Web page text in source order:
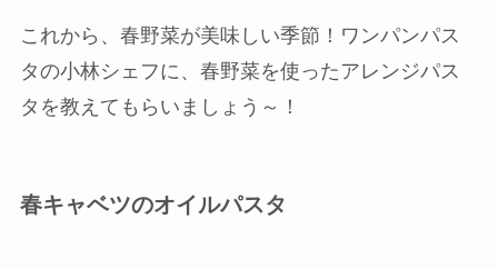
これから、春野菜が美味しい季節！ワンパンパス
タの小林シェフに、春野菜を使ったアレンジパス
タを教えてもらいましょう～！
春キャベツのオイルパスタ